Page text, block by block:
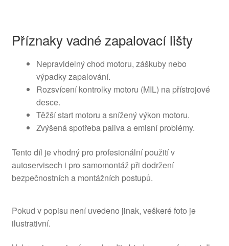
Příznaky vadné zapalovací lišty
Nepravidelný chod motoru, záškuby nebo
výpadky zapalování.
Rozsvícení kontrolky motoru (MIL) na přístrojové
desce.
Těžší start motoru a snížený výkon motoru.
Zvýšená spotřeba paliva a emisní problémy.
Tento díl je vhodný pro profesionální použití v
autoservisech i pro samomontáž při dodržení
bezpečnostních a montážních postupů.
Pokud v popisu není uvedeno jinak, veškeré foto je
ilustrativní.